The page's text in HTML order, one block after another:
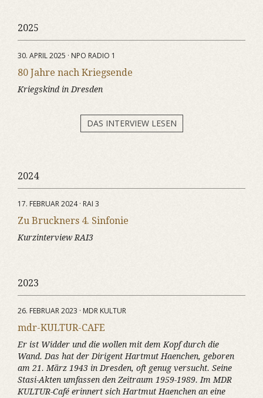
2025
30. APRIL 2025 · NPO RADIO 1
80 Jahre nach Kriegsende
Kriegskind in Dresden
DAS INTERVIEW LESEN
2024
17. FEBRUAR 2024 · RAI 3
Zu Bruckners 4. Sinfonie
Kurzinterview RAI3
2023
26. FEBRUAR 2023 · MDR KULTUR
mdr-KULTUR-CAFE
Er ist Widder und die wollen mit dem Kopf durch die
Wand. Das hat der Dirigent Hartmut Haenchen, geboren
am 21. März 1943 in Dresden, oft genug versucht. Seine
Stasi-Akten umfassen den Zeitraum 1959-1989. Im MDR
KULTUR-Café erinnert sich Hartmut Haenchen an eine